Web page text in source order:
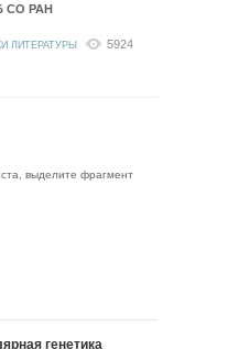
СО РАН
ЛИТЕРАТУРЫ 5924
выделите фрагмент
генетика